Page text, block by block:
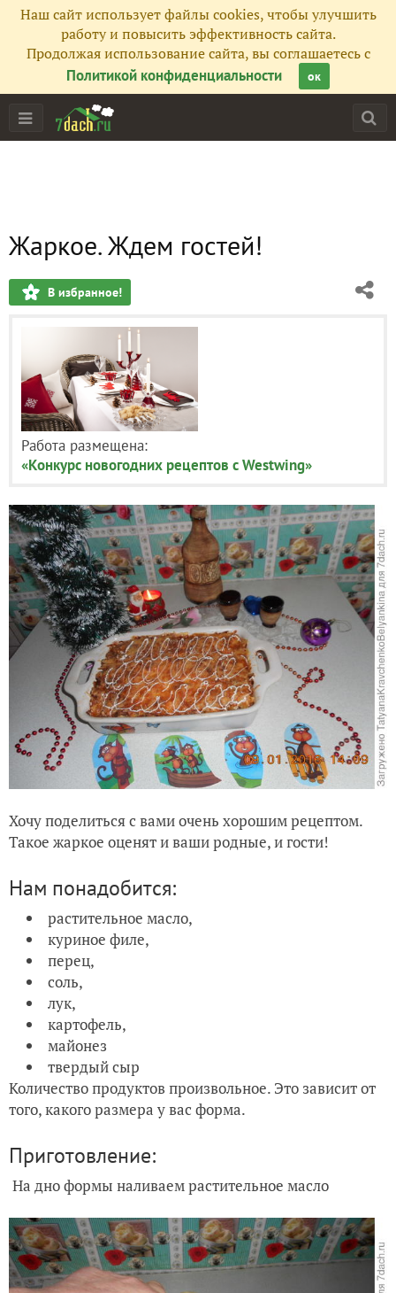
Наш сайт использует файлы cookies, чтобы улучшить
работу и повысить эффективность сайта.
Продолжая использование сайта, вы соглашаетесь с
Политикой конфиденциальности
ок
Жаркое. Ждем гостей!
В избранное!
Работа размещена:
«Конкурс новогодних рецептов с Westwing»
Хочу поделиться с вами очень хорошим рецептом.
Такое жаркое оценят и ваши родные, и гости!
Нам понадобится:
растительное масло,
куриное филе,
перец,
соль,
лук,
картофель,
майонез
твердый сыр
Количество продуктов произвольное. Это зависит от
того, какого размера у вас форма.
Приготовление:
На дно формы наливаем растительное масло